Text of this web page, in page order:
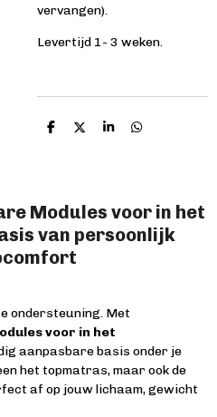
vervangen).
Levertijd 1- 3 weken.
D
D
S
D
Modules voor in het
van persoonlijk
ondersteuning. Met
voor in het
aanpasbare basis onder je
het topmatras, maar ook de
af op jouw lichaam, gewicht